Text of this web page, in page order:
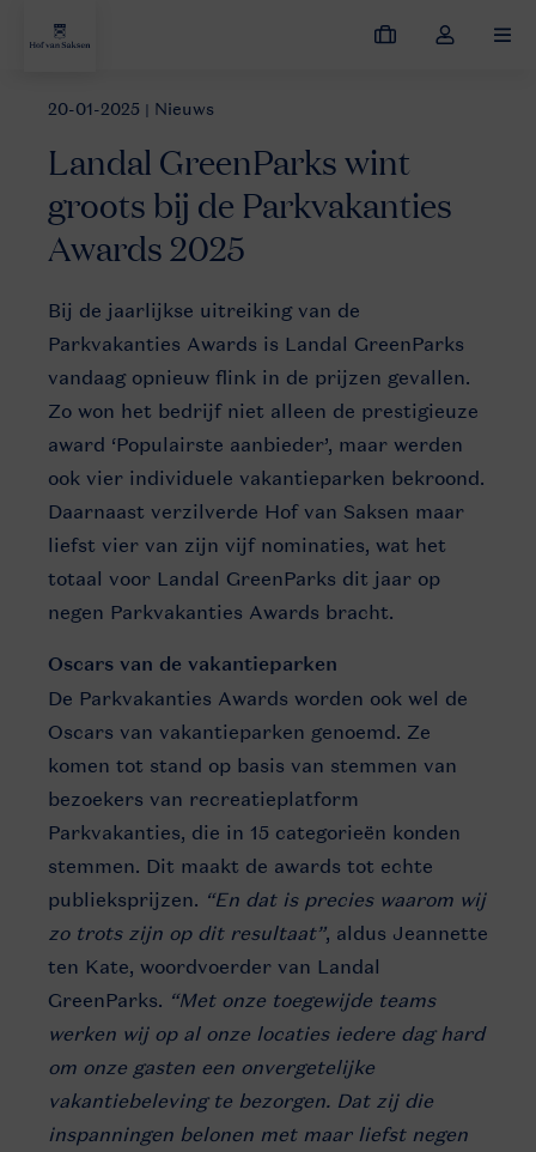
Mijn
Open
Parkvakanties Awards 2025
20-01-2025 | Nieuws
Landal GreenParks wint
groots bij de Parkvakanties
Awards 2025
Parkvakanties
Awards
Bij de jaarlijkse uitreiking van de
Parkvakanties Awards is Landal GreenParks
vandaag opnieuw flink in de prijzen gevallen.
Zo won het bedrijf niet alleen de prestigieuze
award ‘Populairste aanbieder’, maar werden
ook vier individuele vakantieparken bekroond.
Daarnaast verzilverde Hof van Saksen maar
liefst vier van zijn vijf nominaties, wat het
totaal voor Landal GreenParks dit jaar op
negen Parkvakanties Awards bracht.
Oscars van de vakantieparken
De Parkvakanties Awards worden ook wel de
Oscars van vakantieparken genoemd. Ze
komen tot stand op basis van stemmen van
bezoekers van recreatieplatform
Parkvakanties, die in 15 categorieën konden
stemmen. Dit maakt de awards tot echte
publieksprijzen. “En dat is precies waarom wij
zo trots zijn op dit resultaat”, aldus Jeannette
ten Kate, woordvoerder van Landal
GreenParks. “Met onze toegewijde teams
werken wij op al onze locaties iedere dag hard
om onze gasten een onvergetelijke
vakantiebeleving te bezorgen. Dat zij die
inspanningen belonen met maar liefst negen